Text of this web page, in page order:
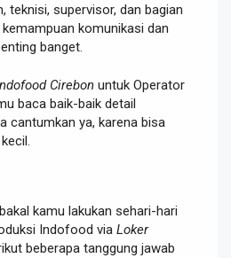
teknisi, supervisor, dan bagian
komunikasi dan
banget.
Cirebon untuk Operator
baca baik-baik detail
cantumkan ya, karena bisa
kamu lakukan sehari-hari
Indofood via Loker
beberapa tanggung jawab